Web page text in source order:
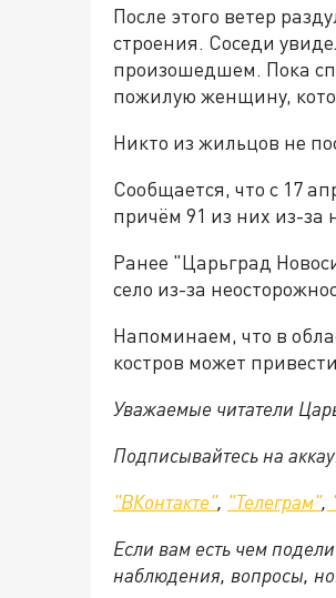
После этого ветер
строения. Соседи
произошедшем. Пока
пожилую женщину,
Никто из жильцов не
Сообщается, что с 17
причём 91 из них из-
Ранее "Царьград
село из-за
Напоминаем, что в
костров может
Уважаемые читатели
Подписывайтесь на
"ВКонтакте", "Телеграм",
Если вам есть чем
наблюдения, вопросы,